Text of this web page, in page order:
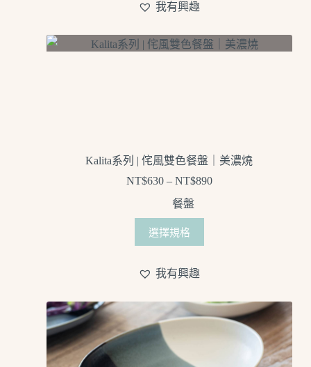
我有興趣
Kalita系列 | 侘風雙色餐盤｜美濃燒
NT$630 – NT$890
餐盤
選擇規格
我有興趣